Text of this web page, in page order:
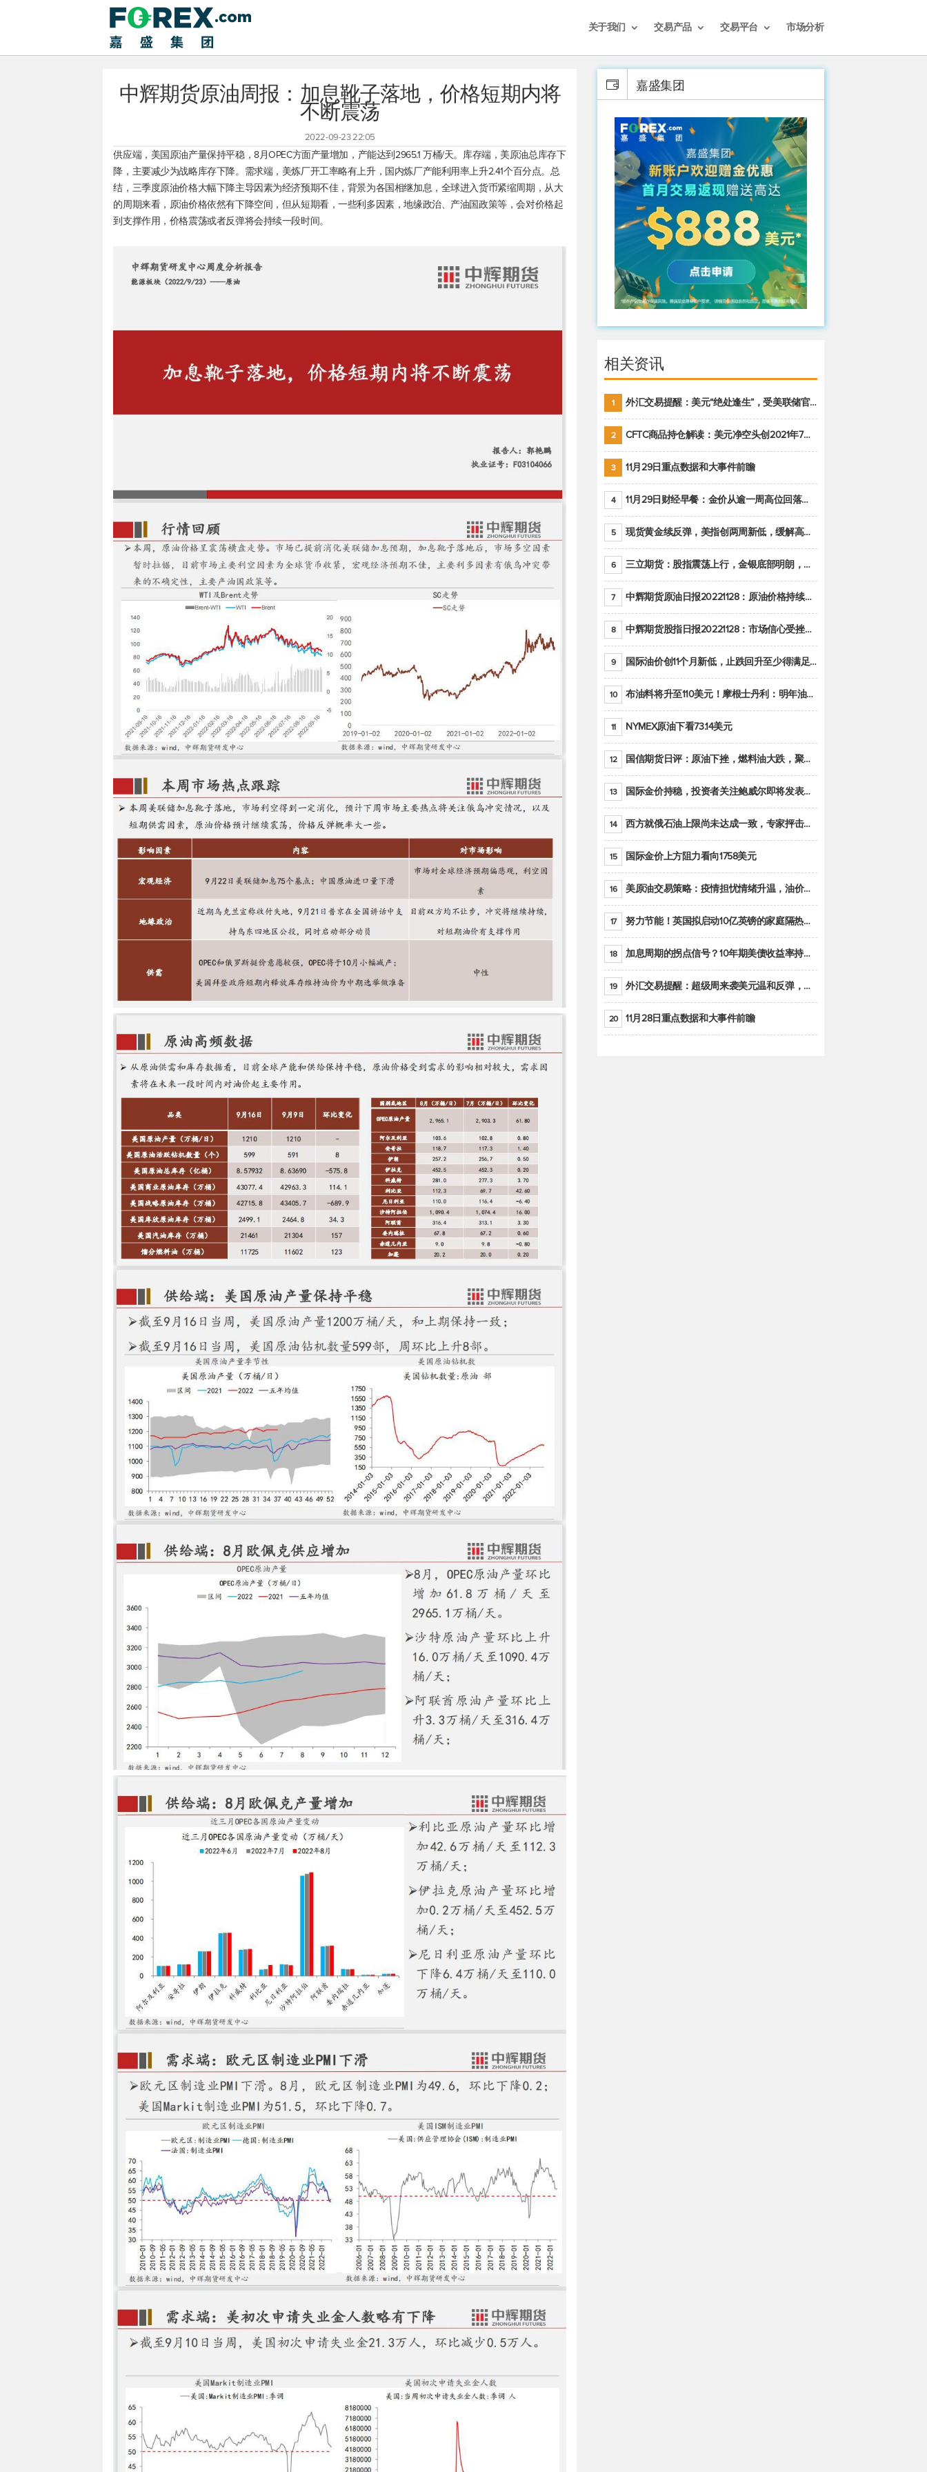
关于我们 交易产品 交易平台 市场分析
中辉期货原油周报：加息靴子落地，价格短期内将
不断震荡
2022-09-23 22:05
供应端，美国原油产量保持平稳，8月OPEC方面产量增加，产能达到2965.1 万桶/天。库存端， 美原油总库存下
降，主要减少为战略库存下降。需求端，美炼厂开工率略有上升，国内炼厂产能利用率上升2.41个百分点。总
结，三季度原油价格大幅下降主导因素为经济预期不佳，背景为各国相继加息，全球进入货币紧缩周期，从大
的周期来看，原油价格依然有下降空间，但从短期看，一些利多因素，地缘政治、产油国政策等，会对价格起
到支撑作用，价格震荡或者反弹将会持续一段时间。
嘉盛集团
相关资讯
1 外汇交易提醒：美元“绝处逢生”，受美联储官员鹰派讲话支撑
2 CFTC商品持仓解读：美元净空头创2021年7月以来最大，黄金期货投机性净多头头寸减少
3 11月29日重点数据和大事件前瞻
4 11月29日财经早餐：金价从逾一周高位回落，美联储官员重申鹰派立场推动美元回升
5 现货黄金续反弹，美指创两周新低，缓解高通胀美国须治本
6 三立期货：股指震荡上行，金银底部明朗，原油偏弱走势(20221128收评)
7 中辉期货原油日报20221128：原油价格持续下降，市场关注OPEC+新一轮产能政策
8 中辉期货股指日报20221128：市场信心受挫，股指全线回调
9 国际油价创11个月新低，止跌回升至少得满足二大条件之一
10 布油料将升至110美元！摩根士丹利：明年油市面临七大不确定性
11 NYMEX原油下看73.14美元
12 国信期货日评：原油下挫，燃料油大跌，聚烯烃谨慎回调
13 国际金价持稳，投资者关注鲍威尔即将发表的讲话
14 西方就俄石油上限尚未达成一致，专家抨击限价是无用功
15 国际金价上方阻力看向1758美元
16 美原油交易策略：疫情担忧情绪升温，油价跌创年内新低
17 努力节能！英国拟启动10亿英镑的家庭隔热工程 减少能源消耗
18 加息周期的拐点信号？10年期美债收益率持续低于联邦基金利率目标区间
19 外汇交易提醒：超级周来袭美元温和反弹，警惕筑底可能性
20 11月28日重点数据和大事件前瞻